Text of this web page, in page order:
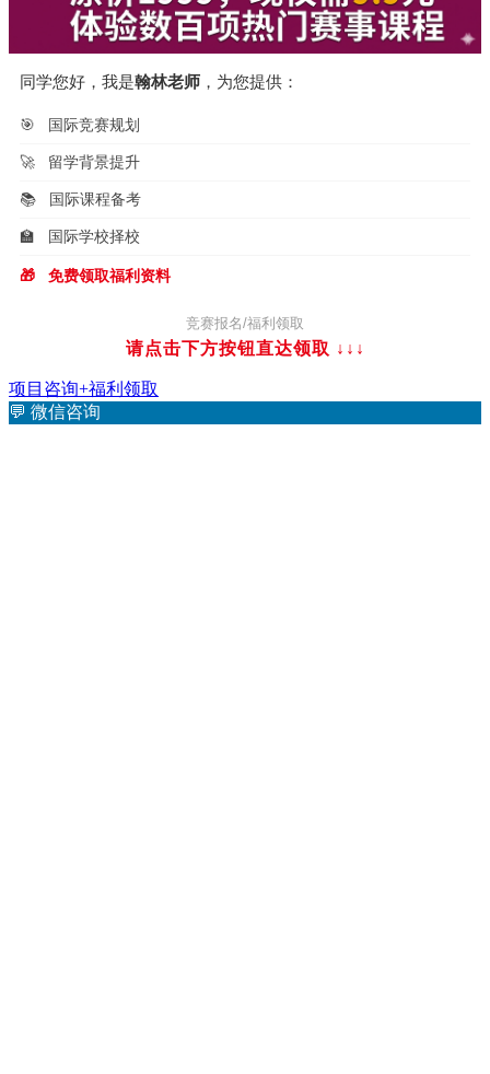
同学您好，我是翰林老师 ，为您提供：
🎯 国际竞赛规划
🚀 留学背景提升
📚 国际课程备考
🏫 国际学校择校
🎁 免费领取福利资料
竞赛报名/福利领取
请点击下方按钮直达领取 ↓↓↓
项目咨询+福利领取
💬 微信咨询